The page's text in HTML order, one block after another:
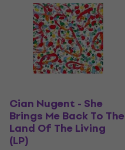
Cian Nugent - She
Brings Me Back To The
Land Of The Living
(LP)